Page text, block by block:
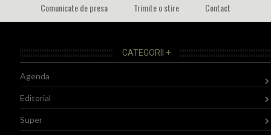
Comunicate de presa
Trimite o stire Contact
CATEGORII +
Agenda
Editorial
Super